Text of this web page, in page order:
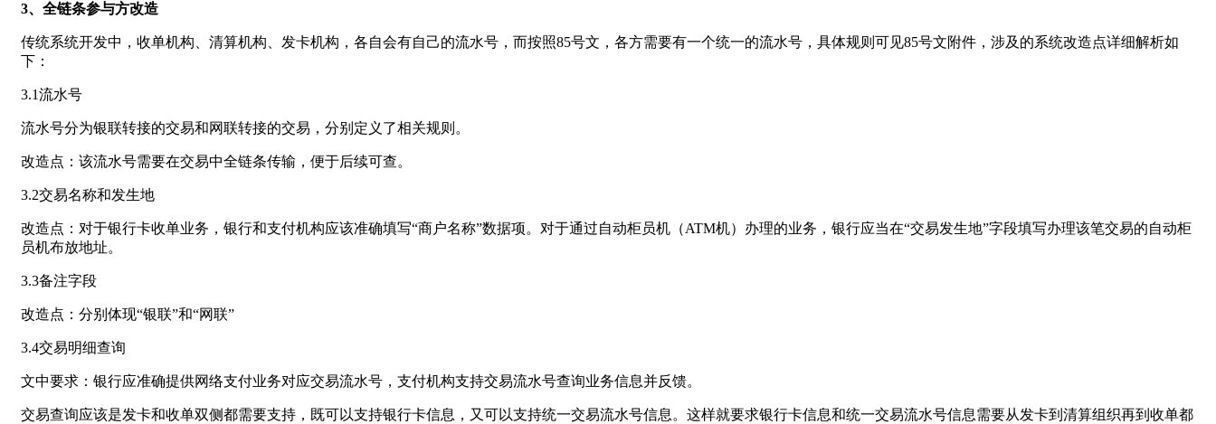
3、全链条参与方改造
传统系统开发中，收单机构、清算机构、发卡机构，各自会有自己的流水号，而按照85号文，各方需要有一个统一的流水号，具体规则可见85号文附件，涉及的系统改造点详细解析如
下：
3.1流水号
流水号分为银联转接的交易和网联转接的交易，分别定义了相关规则。
改造点：该流水号需要在交易中全链条传输，便于后续可查。
3.2交易名称和发生地
改造点：对于银行卡收单业务，银行和支付机构应该准确填写“商户名称”数据项。对于通过自动柜员机（ATM机）办理的业务，银行应当在“交易发生地”字段填写办理该笔交易的自动柜
员机布放地址。
3.3备注字段
改造点：分别体现“银联”和“网联”
3.4交易明细查询
文中要求：银行应准确提供网络支付业务对应交易流水号，支付机构支持交易流水号查询业务信息并反馈。
交易查询应该是发卡和收单双侧都需要支持，既可以支持银行卡信息，又可以支持统一交易流水号信息。这样就要求银行卡信息和统一交易流水号信息需要从发卡到清算组织再到收单都